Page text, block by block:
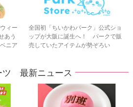
ィー
あう
ニア
全国初「ちいかわパーク」公式ショ
ップが大阪に誕生へ！ パークで販
売していたアイテムが勢ぞろい
ツ 最新ニュース